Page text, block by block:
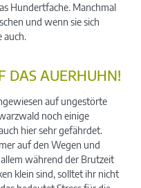
Hundertfache. Manchmal
und wenn sie sich
auch.
DAS AUERHUHN!
auf ungestörte
noch einige
hier sehr gefährdet.
auf den Wegen und
während der Brutzeit
klein sind, solltet ihr nicht